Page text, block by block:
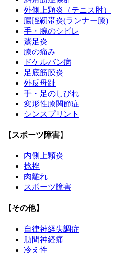
外側上顆炎（テニス肘）
腸脛靭帯炎(ランナー膝)
手・腕のシビレ
鵞足炎
膝の痛み
ドケルバン病
足底筋膜炎
外反母趾
手・足のしびれ
変形性膝関節症
シンスプリント
【スポーツ障害】
内側上顆炎
捻挫
肉離れ
スポーツ障害
【その他】
自律神経失調症
肋間神経痛
冷え性